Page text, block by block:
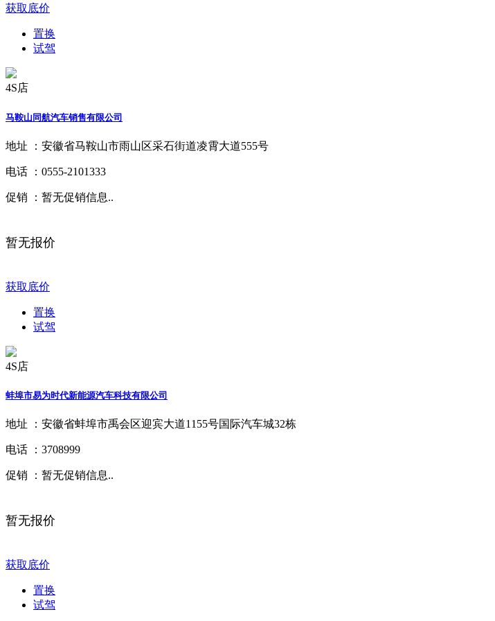
获取底价
置换
试驾
4S店
马鞍山同航汽车销售有限公司
地址 ： 安徽省马鞍山市雨山区采石街道凌霄大道555号
电话 ： 0555-2101333
促销 ： 暂无促销信息..
暂无报价
获取底价
置换
试驾
4S店
蚌埠市易为时代新能源汽车科技有限公司
地址 ： 安徽省蚌埠市禹会区迎宾大道1155号国际汽车城32栋
电话 ： 3708999
促销 ： 暂无促销信息..
暂无报价
获取底价
置换
试驾